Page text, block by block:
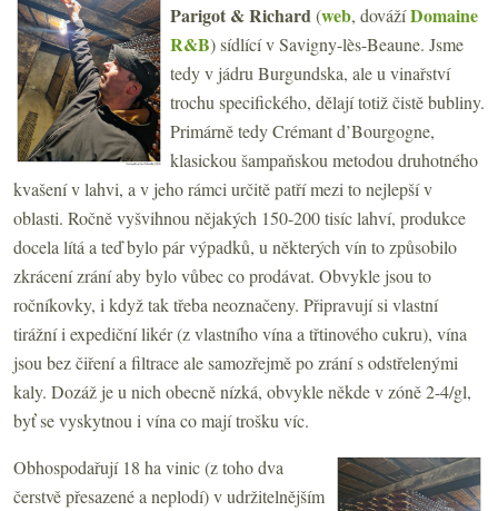
Parigot & Richard(web, dovážíDomaine
R&B) sídlící v Savigny-lès-Beaune. Jsme
tedy v jádru Burgundska, ale u vinařství
trochu specifického, dělají totiž čistě bubliny.
Primárně tedy Crémant d’Bourgogne,
klasickou šampaňskou metodou druhotného
kvašení v lahvi, a v jeho rámci určitě patří mezi to nejlepší v
oblasti. Ročně vyšvihnou nějakých 150-200 tisíc lahví, produkce
docela lítá a teď bylo pár výpadků, u některých vín to způsobilo
zkrácení zrání aby bylo vůbec co prodávat. Obvykle jsou to
ročníkovky, i když tak třeba neoznačeny. Připravují si vlastní
tirážní i expediční likér (z vlastního vína a třtinového cukru), vína
jsou bez čiření a filtrace ale samozřejmě po zrání s odstřelenými
kaly. Dozáž je u nich obecně nízká, obvykle někde v zóně 2-4/gl,
byť se vyskytnou i vína co mají trošku víc.
Obhospodařují 18 ha vinic (z toho dva
čerstvě přesazené a neplodí) v udržitelnějším